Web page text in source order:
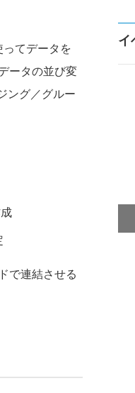
てデータを
ータの並び変
ング／グルー
で連結させる
イ